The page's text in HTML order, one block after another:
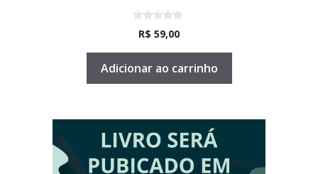
R$ 59,00
Adicionar ao carrinho